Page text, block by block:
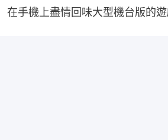
在手機上盡情回味大型機台版的遊